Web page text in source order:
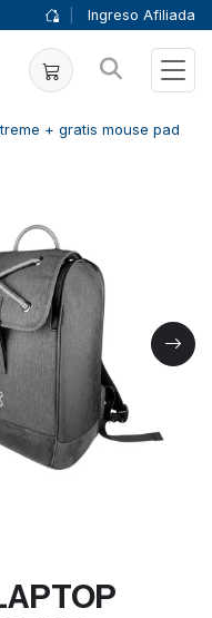
Ingreso Afiliada
+ gratis mouse pad